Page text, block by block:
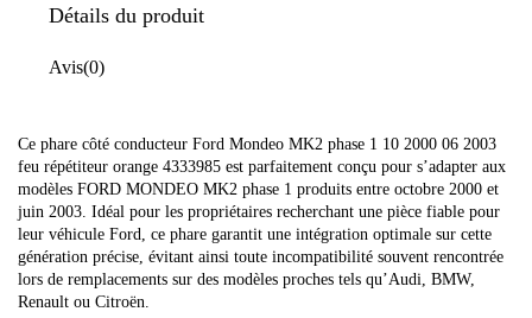
Détails du produit
Avis(0)
Ce phare côté conducteur Ford Mondeo MK2 phase 1 10 2000 06 2003
feu répétiteur orange 4333985 est parfaitement conçu pour s’adapter aux
modèles FORD MONDEO MK2 phase 1 produits entre octobre 2000 et
juin 2003. Idéal pour les propriétaires recherchant une pièce fiable pour
leur véhicule Ford, ce phare garantit une intégration optimale sur cette
génération précise, évitant ainsi toute incompatibilité souvent rencontrée
lors de remplacements sur des modèles proches tels qu’Audi, BMW,
Renault ou Citroën.